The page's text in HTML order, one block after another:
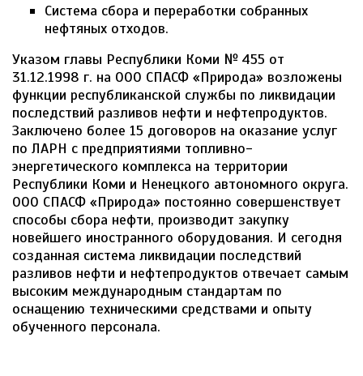
Система сбора и переработки собранных
нефтяных отходов.
Указом главы Республики Коми № 455 от
31.12.1998 г. на ООО СПАСФ «Природа» возложены
функции республиканской службы по ликвидации
последствий разливов нефти и нефтепродуктов.
Заключено более 15 договоров на оказание услуг
по ЛАРН с предприятиями топливно-
энергетического комплекса на территории
Республики Коми и Ненецкого автономного округа.
ООО СПАСФ «Природа» постоянно совершенствует
способы сбора нефти, производит закупку
новейшего иностранного оборудования. И сегодня
созданная система ликвидации последствий
разливов нефти и нефтепродуктов отвечает самым
высоким международным стандартам по
оснащению техническими средствами и опыту
обученного персонала.